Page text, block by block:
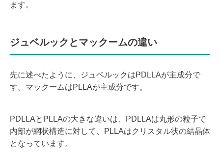
ます。
ジュベルックとマックームの違い
先に述べたように、ジュベルックはPDLLAが主成分で
す。マックームはPLLAが主成分です。
PDLLAとPLLAの大きな違いは、PDLLAは丸形の粒子で
内部が網状構造に対して、PLLAはクリスタル状の結晶体
となっています。